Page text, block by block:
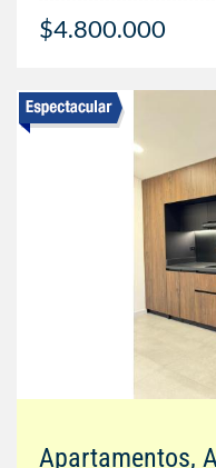
$4.800.000
Apartamentos,